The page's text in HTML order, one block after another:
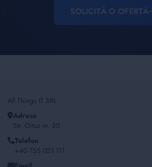
SOLICITĂ O OFERTĂ
All Things IT SRL
Adresa
Str. Oituz nr. 30
Telefon
+40 755 021 111